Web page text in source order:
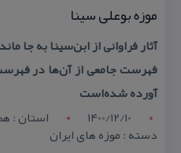
موزه بوعلی سینا
آثار فراوانی از ابن‌سینا به جا
فهرست جامعی از آن‌ها در
آورده شده‌است
1400/12/10
استان :
دسته : موزه های ایران